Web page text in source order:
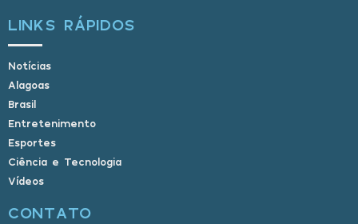
LINKS RÁPIDOS
Notícias
Alagoas
Brasil
Entretenimento
Esportes
Ciência e Tecnologia
Vídeos
CONTATO